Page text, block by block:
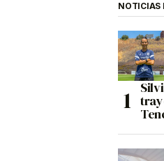
NOTICIAS